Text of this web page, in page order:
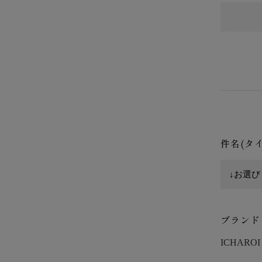
件名(タ
ブランド
ICHAROI